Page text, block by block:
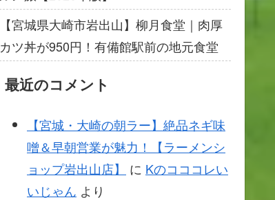
【宮城県大崎市岩出山】柳月食堂｜肉厚
カツ丼が950円！有備館駅前の地元食堂
最近のコメント
【宮城・大崎の朝ラー】絶品ネギ味
噌＆早朝営業が魅力！【ラーメンシ
ョップ岩出山店】
に Kのコココレい
いじゃん より